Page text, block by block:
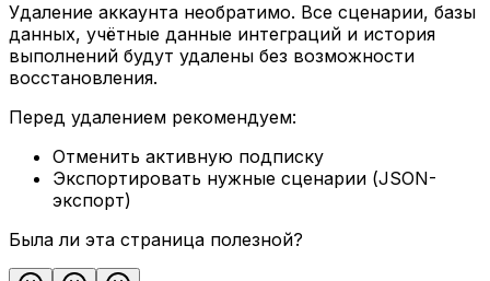
Удаление аккаунта необратимо. Все сценарии, базы
данных, учётные данные интеграций и история
выполнений будут удалены без возможности
восстановления.
Перед удалением рекомендуем:
Отменить активную подписку
Экспортировать нужные сценарии (JSON-
экспорт)
Была ли эта страница полезной?